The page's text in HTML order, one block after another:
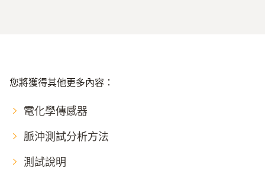
您將獲得其他更多內容：
電化學傳感器
脈沖測試分析方法
測試說明